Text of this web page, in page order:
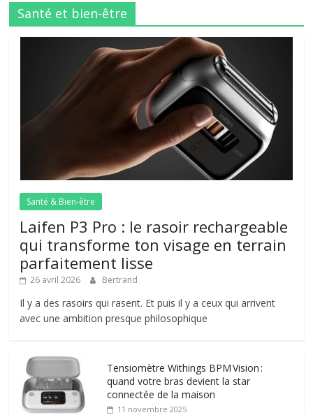
Santé et bien-être
Santé & Bien-être
Laifen P3 Pro : le rasoir rechargeable
qui transforme ton visage en terrain
parfaitement lisse
26 avril 2026 Bertrand
Il y a des rasoirs qui rasent. Et puis il y a ceux qui arrivent
avec une ambition presque philosophique
Tensiomètre Withings BPM Vision :
quand votre bras devient la star
connectée de la maison
11 novembre 2025